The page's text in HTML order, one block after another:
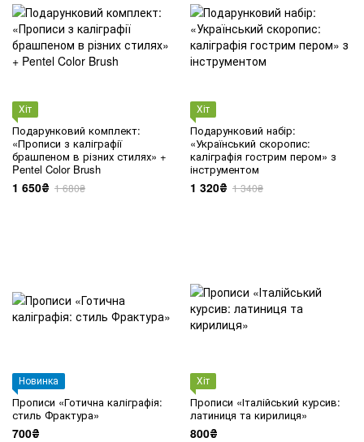
Хіт
Подарунковий комплект:
«Прописи з каліграфії
брашпеном в різних стилях» +
Pentel Color Brush
1 650₴ 1 680₴
Хіт
Подарунковий набір:
«Український скоропис:
каліграфія гострим пером» з
інструментом
1 320₴ 1 340₴
Новинка
Прописи «Готична каліграфія:
стиль Фрактура»
700₴
Хіт
Прописи «Італійський курсив:
латиниця та кирилиця»
800₴